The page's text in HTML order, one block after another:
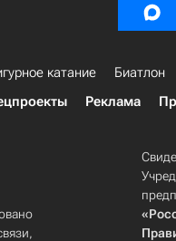
катание Биатлон
Реклама